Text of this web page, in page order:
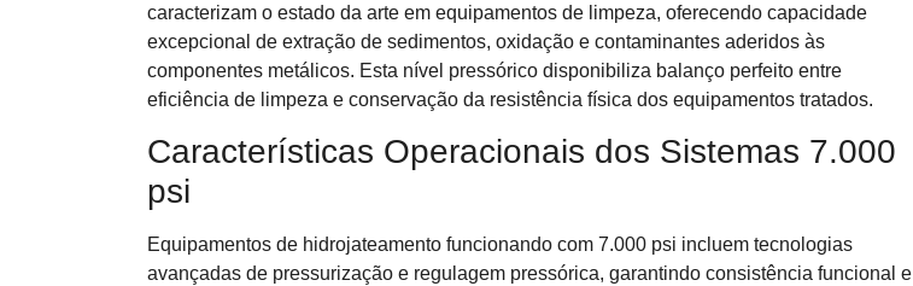
caracterizam o estado da arte em equipamentos de limpeza, oferecendo capacidade
excepcional de extração de sedimentos, oxidação e contaminantes aderidos às
componentes metálicos. Esta nível pressórico disponibiliza balanço perfeito entre
eficiência de limpeza e conservação da resistência física dos equipamentos tratados.
Características Operacionais dos Sistemas 7.000
psi
Equipamentos de hidrojateamento funcionando com 7.000 psi incluem tecnologias
avançadas de pressurização e regulagem pressórica, garantindo consistência funcional e